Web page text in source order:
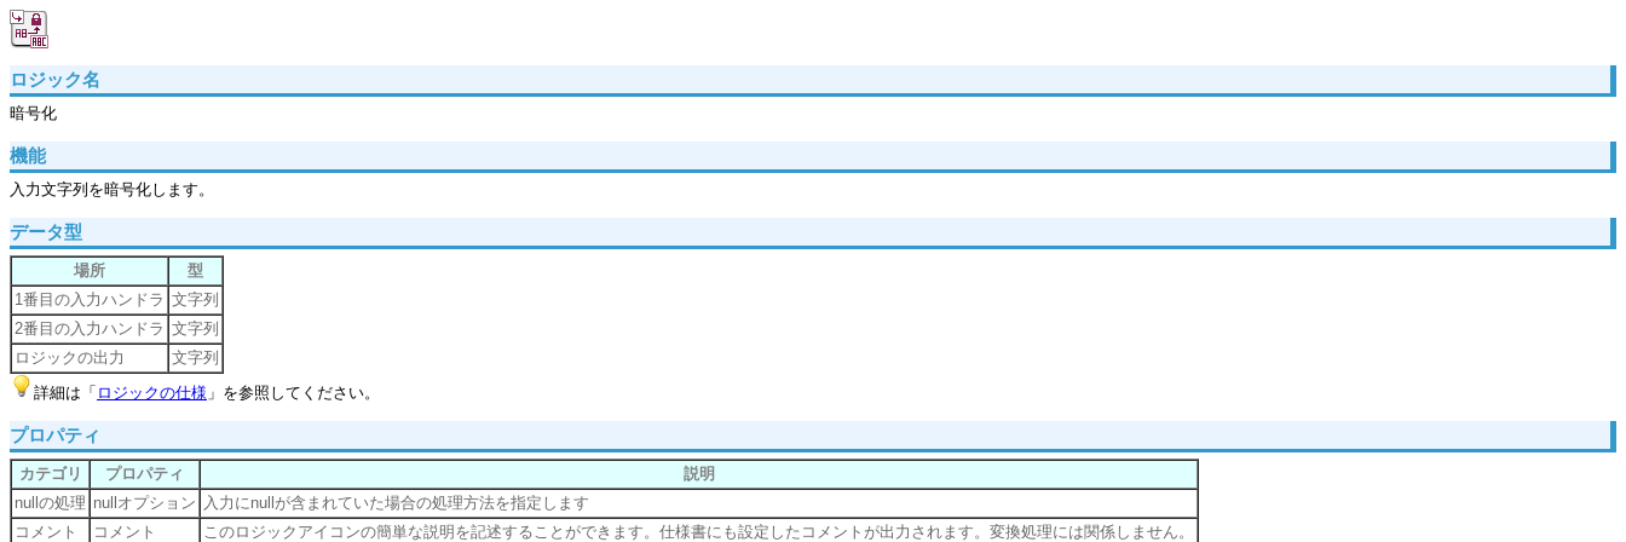
ロジック名
暗号化
機能
入力文字列を暗号化します。
データ型
場所
型
1番目の入力ハンドラ 文字列
2番目の入力ハンドラ 文字列
ロジックの出力
文字列
詳細は「 ロジックの仕様 」を参照してください。
プロパティ
カテゴリ プロパティ
説明
nullの処理 nullオプション 入力にnullが含まれていた場合の処理方法を指定します
コメント
コメント このロジックアイコンの簡単な説明を記述することができます。仕様書にも設定したコメントが出力されます。変換処理には関係しません。